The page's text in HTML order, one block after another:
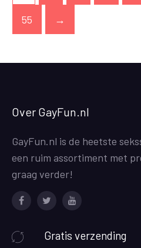
55 →
Over GayFun.nl
GayFun.nl is de heetste
een ruim assortiment met
graag verder!
Gratis verzending